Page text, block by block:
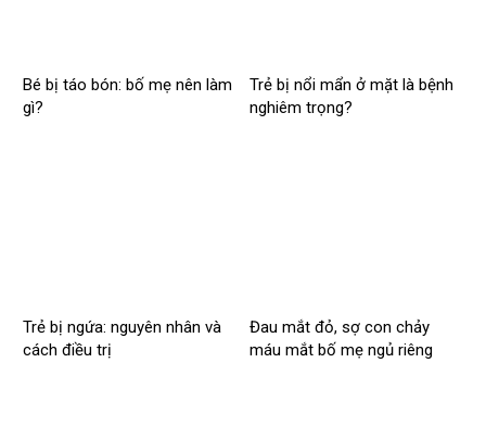
Bé bị táo bón: bố mẹ nên làm
gì?
Trẻ bị nổi mẩn ở mặt là bệnh
nghiêm trọng?
Trẻ bị ngứa: nguyên nhân và
cách điều trị
Đau mắt đỏ, sợ con chảy
máu mắt bố mẹ ngủ riêng